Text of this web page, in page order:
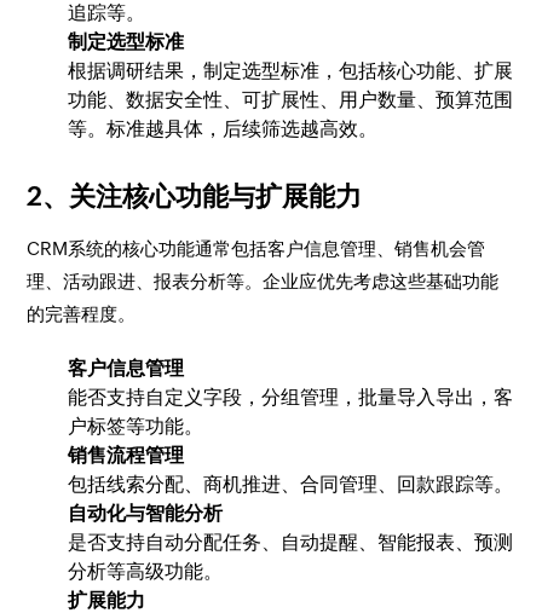
追踪等。
制定选型标准
根据调研结果，制定选型标准，包括核心功能、扩展
功能、数据安全性、可扩展性、用户数量、预算范围
等。标准越具体，后续筛选越高效。
2、关注核心功能与扩展能力
CRM系统的核心功能通常包括客户信息管理、销售机会管
理、活动跟进、报表分析等。企业应优先考虑这些基础功能
的完善程度。
客户信息管理
能否支持自定义字段，分组管理，批量导入导出，客
户标签等功能。
销售流程管理
包括线索分配、商机推进、合同管理、回款跟踪等。
自动化与智能分析
是否支持自动分配任务、自动提醒、智能报表、预测
分析等高级功能。
扩展能力